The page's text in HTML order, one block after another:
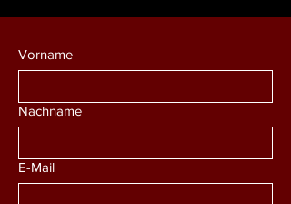
Vorname
Nachname
E-Mail